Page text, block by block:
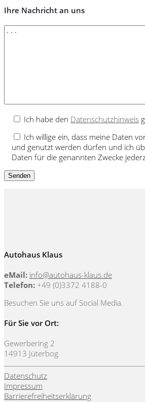
Ihre Nachricht an uns
Ich habe den Datenschutzhinweis
Ich willige ein, dass meine Daten
und genutzt werden dürfen und ich
Daten für die genannten Zwecke
Autohaus Klaus
eMail: info@autohaus-klaus.de
Telefon: +49 (0)3372 4188-0
Besuchen Sie uns auf Social Media.
Für Sie vor Ort:
Gewerbering 2
14913 Jüterbog
Datenschutz
Impressum
Barrierefreiheitserklärung